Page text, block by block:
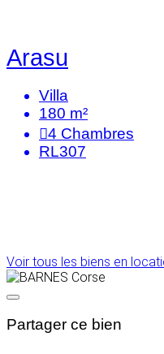
Arasu
Villa
180 m²
4 Chambres
RL307
Voir tous les biens en
Partager ce bien